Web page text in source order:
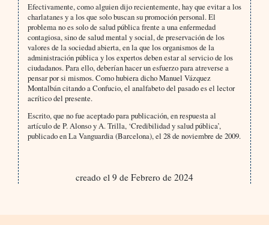
Efectivamente, como alguien dijo recientemente, hay que evitar a los
charlatanes y a los que solo buscan su promoción personal. El
problema no es solo de salud pública frente a una enfermedad
contagiosa, sino de salud mental y social, de preservación de los
valores de la sociedad abierta, en la que los organismos de la
administración pública y los expertos deben estar al servicio de los
ciudadanos. Para ello, deberían hacer un esfuerzo para atreverse a
pensar por si mismos. Como hubiera dicho Manuel Vázquez
Montalbán citando a Confucio, el analfabeto del pasado es el lector
acrítico del presente.
Escrito, que no fue aceptado para publicación, en respuesta al
artículo de P. Alonso y A. Trilla, ‘Credibilidad y salud pública’,
publicado en La Vanguardia (Barcelona), el 28 de noviembre de 2009.
creado el 9 de Febrero de 2024